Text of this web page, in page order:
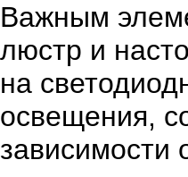
Важным
люстр и
на
освещения,
зависимости